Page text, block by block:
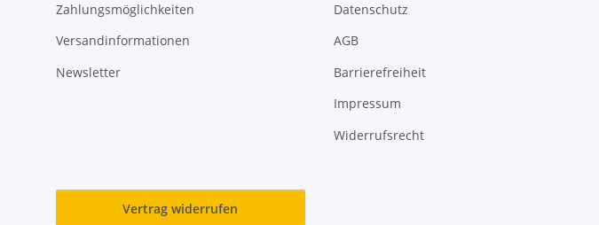
Zahlungsmöglichkeiten
Versandinformationen
Newsletter
Datenschutz
AGB
Barrierefreiheit
Impressum
Widerrufsrecht
Vertrag widerrufen